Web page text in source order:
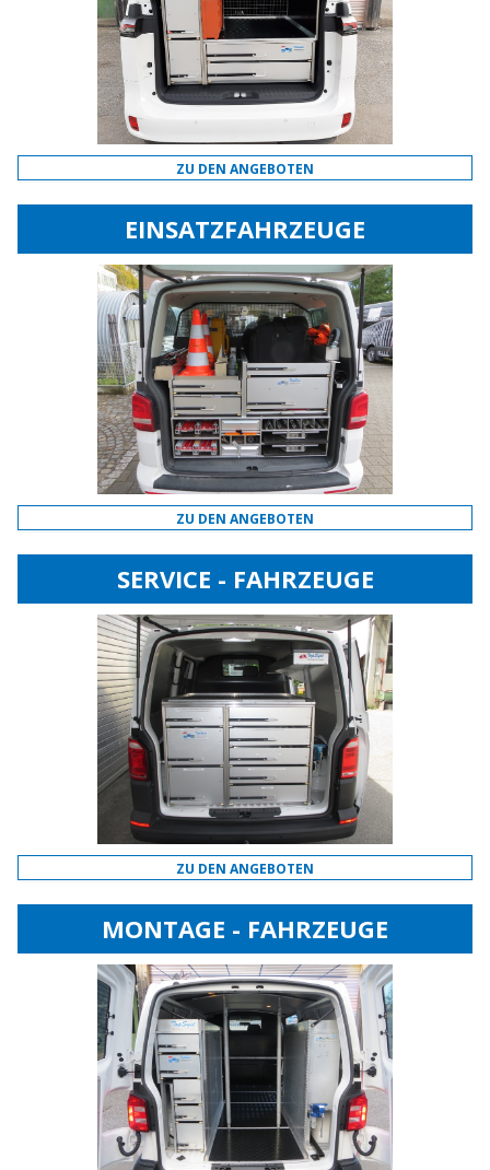
ZU DEN ANGEBOTEN
EINSATZFAHRZEUGE
ZU DEN ANGEBOTEN
SERVICE - FAHRZEUGE
ZU DEN ANGEBOTEN
MONTAGE - FAHRZEUGE